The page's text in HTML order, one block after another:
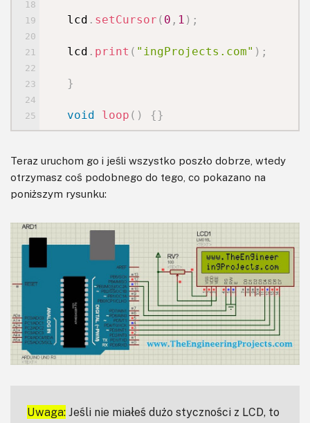
lcd . setCursor ( 0 , 1 ) ;
lcd . print ( "ingProjects.com" ) ;
}
void loop ( ) {}
Teraz uruchom go i jeśli wszystko poszło dobrze, wtedy
otrzymasz coś podobnego do tego, co pokazano na
poniższym rysunku:
Uwaga: Jeśli nie miałeś dużo styczności z LCD, to